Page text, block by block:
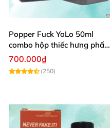
Popper Fuck YoLo 50ml
combo hộp thiếc hưng phấn
mạnh mẽ
700.000₫
(250)